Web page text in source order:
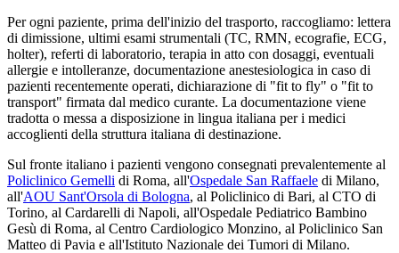
Per ogni paziente, prima dell'inizio del trasporto, raccogliamo: lettera
di dimissione, ultimi esami strumentali (TC, RMN, ecografie, ECG,
holter), referti di laboratorio, terapia in atto con dosaggi, eventuali
allergie e intolleranze, documentazione anestesiologica in caso di
pazienti recentemente operati, dichiarazione di "fit to fly" o "fit to
transport" firmata dal medico curante. La documentazione viene
tradotta o messa a disposizione in lingua italiana per i medici
accoglienti della struttura italiana di destinazione.
Sul fronte italiano i pazienti vengono consegnati prevalentemente al
Policlinico Gemelli di Roma, all'Ospedale San Raffaele di Milano,
all'AOU Sant'Orsola di Bologna, al Policlinico di Bari, al CTO di
Torino, al Cardarelli di Napoli, all'Ospedale Pediatrico Bambino
Gesù di Roma, al Centro Cardiologico Monzino, al Policlinico San
Matteo di Pavia e all'Istituto Nazionale dei Tumori di Milano.